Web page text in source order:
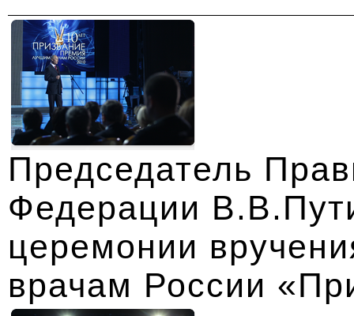
Председатель
Федерации
церемонии
врачам России